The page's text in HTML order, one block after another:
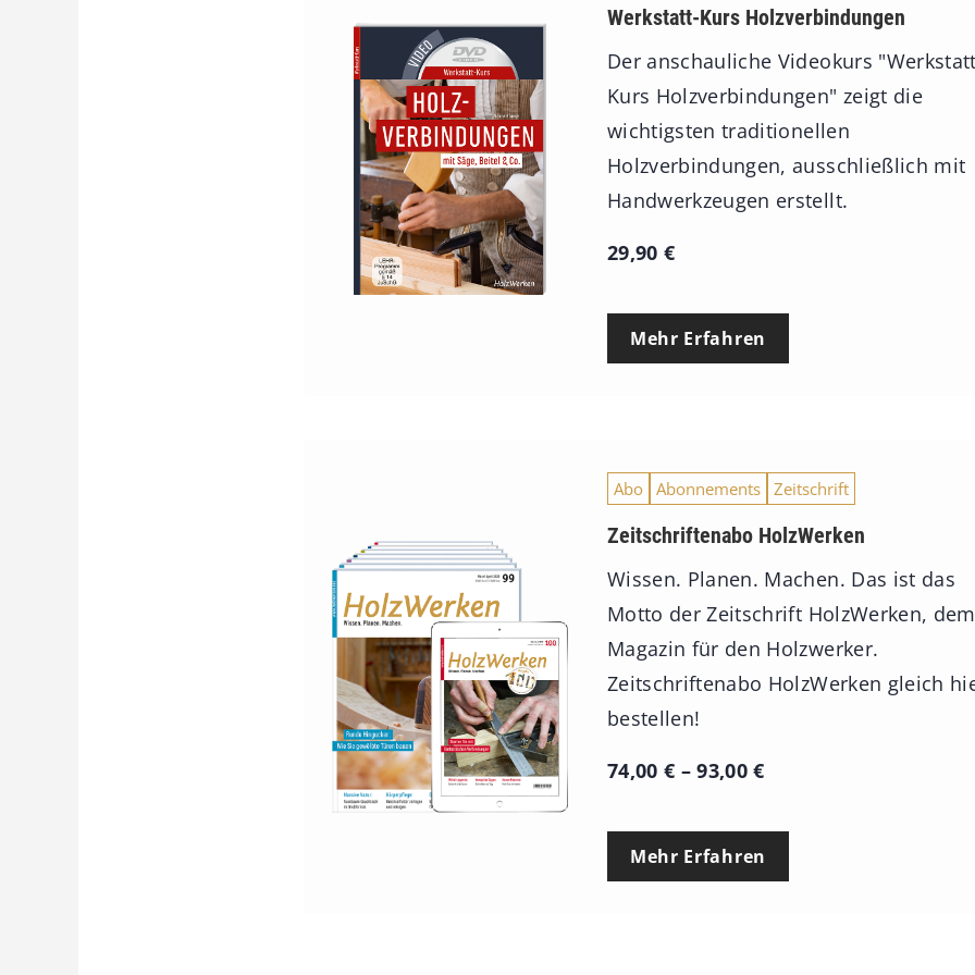
Werkstatt-Kurs Holzverbindungen
Der anschauliche Videokurs
Kurs Holzverbindungen" zeigt die
wichtigsten traditionellen
Holzverbindungen, ausschließlich mit
Handwerkzeugen erstellt.
29,90 €
Mehr Erfahren
Abo Abonnements Zeitschrift
Zeitschriftenabo HolzWerken
Wissen. Planen. Machen. Das ist das
Motto der Zeitschrift HolzWerken, dem
Magazin für den Holzwerker.
Zeitschriftenabo HolzWerken gleich
bestellen!
74,00 € –93,00€P
e
Mehr Erfahren